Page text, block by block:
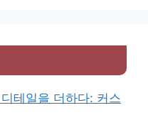
테일을 더하다: 커스